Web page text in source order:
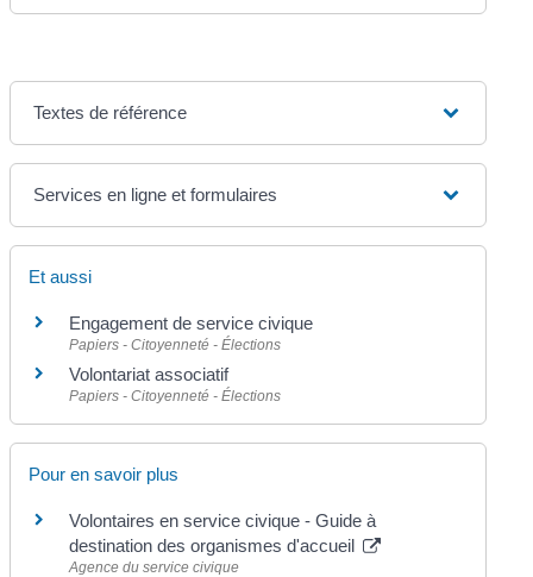
Textes de référence
Services en ligne et formulaires
Et aussi
Engagement de service civique
Papiers - Citoyenneté - Élections
Volontariat associatif
Papiers - Citoyenneté - Élections
Pour en savoir plus
Volontaires en service civique - Guide à
destination des organismes d'accueil
Agence du service civique